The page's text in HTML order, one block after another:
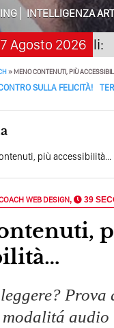
Non Basta Più?
Solo Rumore…
Sui Social
Tutto Peggiorerà
Della
Delle Braccia
Nel Wedding? Il
Del
INTELLIGENZA
Agosto 2026
scegli:
»MENO CONTENUTI, PIÙ
SULLA FELICITÀ!
più accessibilità...
WEB DESIGN, 39
Prova
audio